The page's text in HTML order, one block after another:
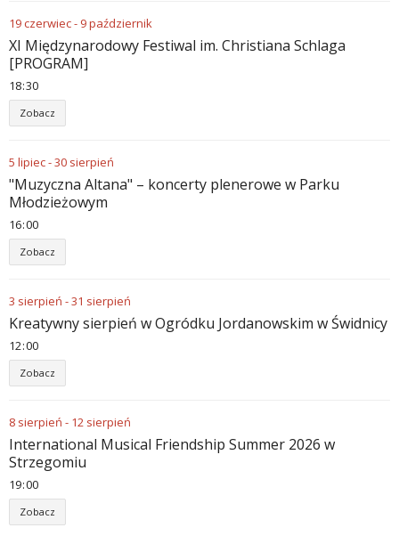
19czerwiec- 9październik
XI Międzynarodowy Festiwal im. Christiana Schlaga
[PROGRAM]
18 30
Zobacz
5 lipiec-30 sierpień
"Muzyczna Altana" – koncerty plenerowe w Parku
Młodzieżowym
16 00
Zobacz
3 sierpień -31 sierpień
Kreatywny sierpień w Ogródku Jordanowskim w Świdnicy
12 00
Zobacz
8 sierpień - 12 sierpień
International Musical Friendship Summer 2026 w
Strzegomiu
19 00
Zobacz